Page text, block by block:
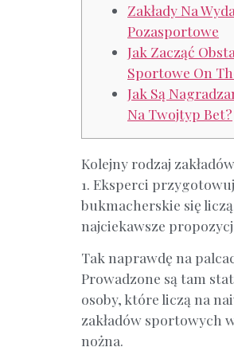
Zakłady Na
Pozasportowe
Jak Zacząć
Sportowe On
Jak Są
Na Twojtyp Bet?
Kolejny rodzaj
1. Eksperci
bukmacherskie się
najciekawsze
Tak naprawdę na
Prowadzone są tam
osoby, które liczą na
zakładów sportowych
nożna.